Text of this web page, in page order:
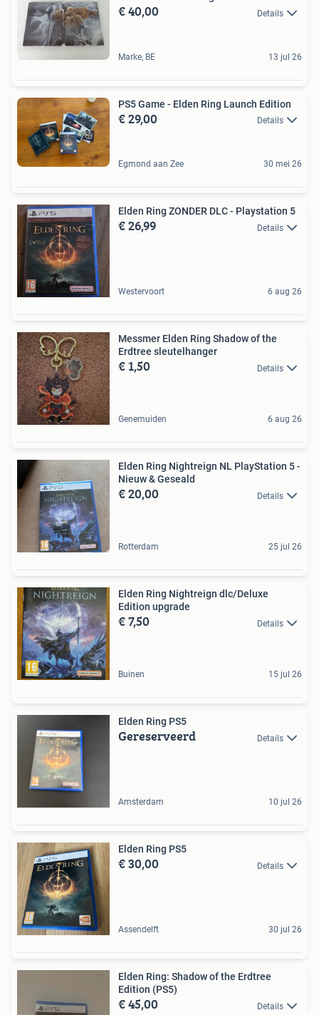
€ 40,00 Details
Marke, BE 13 jul 26
PS5 Game - Elden Ring Launch Edition
€ 29,00 Details
Egmond aan Zee 30 mei 26
Elden Ring ZONDER DLC - Playstation 5
€ 26,99 Details
Westervoort 6 aug 26
Messmer Elden Ring Shadow of the
Erdtree sleutelhanger
€ 1,50 Details
Genemuiden 6 aug 26
Elden Ring Nightreign NL PlayStation 5 -
Nieuw & Geseald
€ 20,00 Details
Rotterdam 25 jul 26
Elden Ring Nightreign dlc/Deluxe
Edition upgrade
€ 7,50 Details
Buinen 15 jul 26
Elden Ring PS5
Gereserveerd Details
Amsterdam 10 jul 26
Elden Ring PS5
€ 30,00 Details
Assendelft 30 jul 26
Elden Ring: Shadow of the Erdtree
Edition (PS5)
€ 45,00 Details